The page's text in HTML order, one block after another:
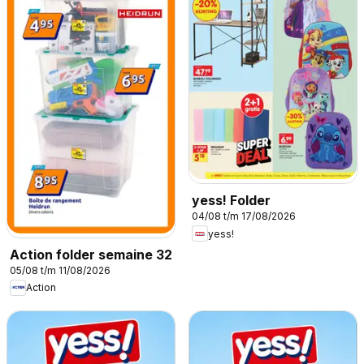
Action folder semaine 32
05/08 t/m 11/08/2026
Action
yess! Folder
04/08 t/m 17/08/2026
yess!